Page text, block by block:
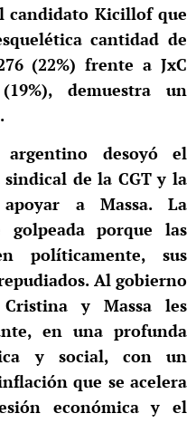
candidato Kicillof que
cantidad de
(22%) frente a JxC
demuestra un
desoyó el
de la CGT y la
a Massa. La
golpeada porque las
políticamente, sus
Al gobierno
y Massa les
en una profunda
y social, con un
que se acelera
económica y el